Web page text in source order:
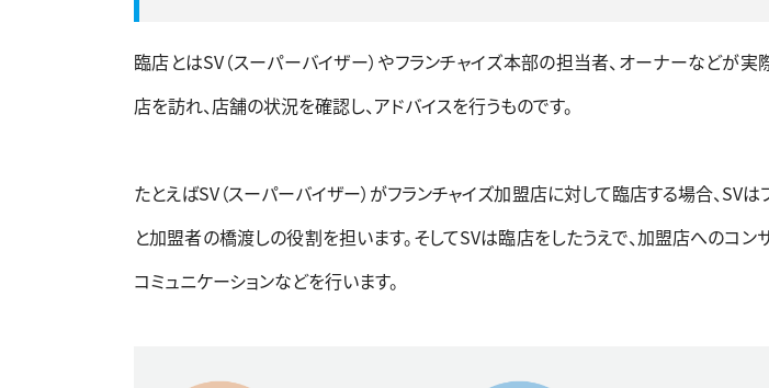
臨店とはSV（スーパーバイザー）やフランチャイズ本部の担当者、オーナーなどが
店を訪れ、店舗の状況を確認し、アドバイスを行うものです。
たとえばSV（スーパーバイザー）がフランチャイズ加盟店に対して臨店する場合、SVは
と加盟者の橋渡しの役割を担います。そしてSVは臨店をしたうえで、加盟店へのコン
コミュニケーションなどを行います。